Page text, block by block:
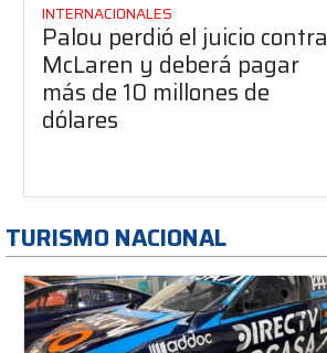
INTERNACIONALES
Palou perdió el juicio contra
McLaren y deberá pagar
más de 10 millones de
dólares
TURISMO NACIONAL